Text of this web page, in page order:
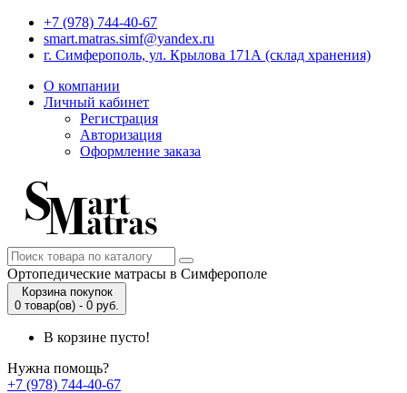
+7 (978) 744-40-67
smart.matras.simf@yandex.ru
г. Симферополь, ул. Крылова 171А (склад хранения)
О компании
Личный кабинет
Регистрация
Авторизация
Оформление заказа
Ортопедические матрасы в Симферополе
Корзина покупок
0 товар(ов) - 0 руб.
В корзине пусто!
Нужна помощь?
+7 (978) 744-40-67